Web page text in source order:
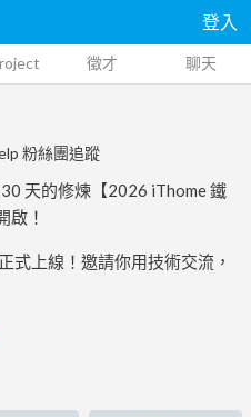
登入
徵才 聊天
粉絲團追蹤
天的修煉【2026 iThome 鐵
啟！
式上線！邀請你用技術交流，